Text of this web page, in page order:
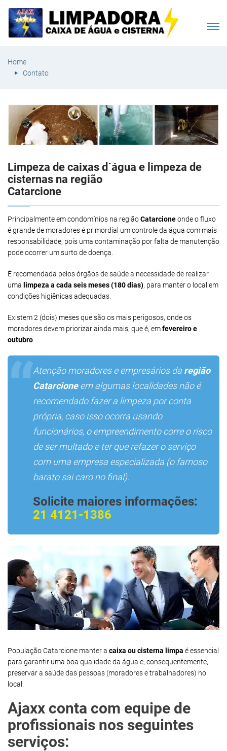
Home
Contato
Limpeza de caixas d´água e limpeza de
cisternas na região
Catarcione
Principalmente em condomínios na regiãoCatarcioneonde o fluxo
é grande de moradores é primordial um controle da água com mais
responsabilidade, pois uma contaminação por falta de manutenção
pode ocorrer um surto de doença.
É recomendada pelos órgãos de saúde a necessidade de realizar
uma limpeza a cada seis meses (180 dias), para manter o local em
condições higiênicas adequadas.
Existem 2 (dois) meses que são os mais perigosos, onde os
moradores devem priorizar ainda mais, que é, emfevereiro e
outubro
Atenção moradores e empresários da região
Catarcioneem algumas localidades não é
recomendado fazer a limpeza por conta
própria, caso isso ocorra usando
funcionários, o empreendimento corre o risco
de ser multado e ter que refazer o serviço
com uma empresa especializada (o famoso
barato sai caro no final).
Solicite maiores informações:
21 4121-1386
População Catarcione manter a caixa ou cisterna limpa é essencial
para garantir uma boa qualidade da água e, consequentemente,
preservar a saúde das pessoas (moradores e trabalhadores) no
local.
Ajaxx conta com equipe de
profissionais nos seguintes
serviços: